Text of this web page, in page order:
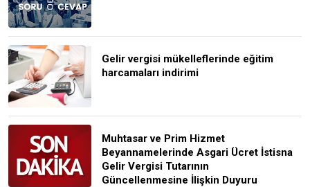
Gelir vergisi mükelleflerinde eğitim
harcamaları indirimi
Muhtasar ve Prim Hizmet
Beyannamelerinde Asgari Ücret İstisna
Gelir Vergisi Tutarının
Güncellenmesine İlişkin Duyuru